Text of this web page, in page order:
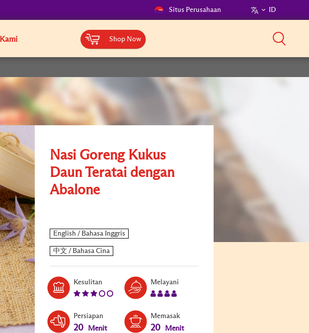
Situs Perusahaan ID
Shop Now
Nasi Goreng Kukus
Daun Teratai dengan
Abalone
Kesulitan Melayani
Persiapan
20 Menit
Memasak
20 Menit